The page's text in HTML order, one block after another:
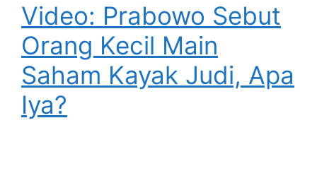
Video: Prabowo Sebut
Orang Kecil Main
Saham Kayak Judi, Apa
Iya?